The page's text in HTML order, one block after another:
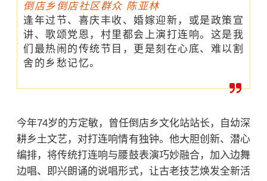
倒店乡倒店社区群众 陈亚林
逢年过节、喜庆丰收、婚嫁迎新，或是政策宣
讲、歌颂党恩，村里都会上演打连响。这是我
们最热闹的传统节目，更是刻在心底、难以割
舍的乡愁记忆。
今年74岁的方定敏，曾任倒店乡文化站站长，自幼深
耕乡土文艺，对打连响情有独钟。他大胆创新、潜心
编排，将传统打连响与腰鼓表演巧妙融合，加入边舞
边唱、即兴朗诵的说唱形式，让古老技艺焕发全新活